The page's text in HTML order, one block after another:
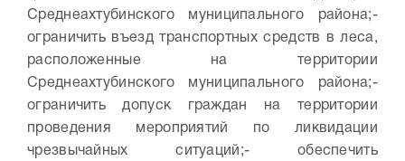
Среднеахтубинского муниципального района;-
ограничить въезд транспортных средств в леса,
расположенные на территории
Среднеахтубинского муниципального района;-
ограничить допуск граждан на территории
проведения мероприятий по ликвидации
чрезвычайных ситуаций;- обеспечить